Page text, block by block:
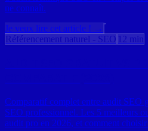
ne connaît.
Je veux lire cet article ! →
Référencement naturel - SEO 12 min
Comparatif complet entre audit SEO
SEO professionnel. Les 5 meilleurs
audit pro en 2026, et comment